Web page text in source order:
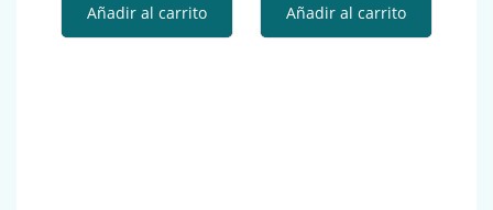
Añadir al carrito Añadir al carrito